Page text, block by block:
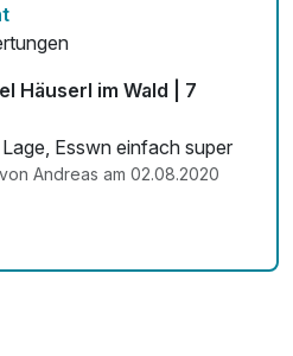
Häuserl im Wald | 7
Esswn einfach super
von Andreas am 02.08.2020